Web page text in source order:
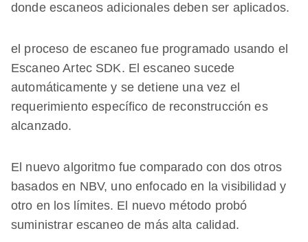
donde escaneos adicionales deben ser aplicados.
el proceso de escaneo fue programado usando el
Escaneo Artec SDK. El escaneo sucede
automáticamente y se detiene una vez el
requerimiento específico de reconstrucción es
alcanzado.
El nuevo algoritmo fue comparado con dos otros
basados en NBV, uno enfocado en la visibilidad y
otro en los límites. El nuevo método probó
suministrar escaneo de más alta calidad.